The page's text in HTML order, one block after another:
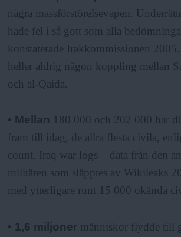
några massförstörelsevapen.
hade fel i så gott som alla
konstaterade Irakkommissionen
heller aldrig någon koppling mellan
och al-Qaida.
• Mellan 180 000 och 202 000 har
fram till idag, de allra flesta civila,
count. Iraq war logs – data från den
militären som släpptes av Wikileaks
med ytterligare runt 15 000 okända
• 1,6 miljoner människor flydde till